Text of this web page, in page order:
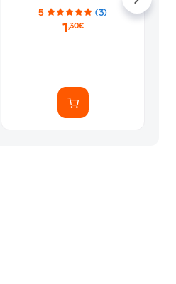
Αυτοκόλλητα)
5 (3)
1 ,30€